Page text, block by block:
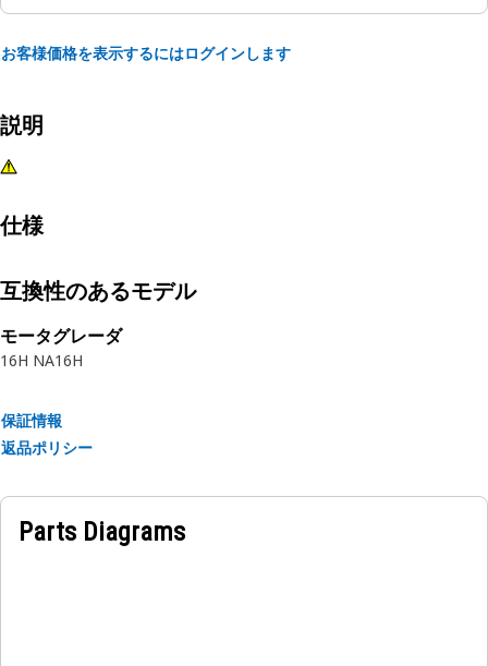
お客様価格を表示するにはログインします
説明
仕様
互換性のあるモデル
モータグレーダ
16H NA16H
保証情報
返品ポリシー
Parts Diagrams